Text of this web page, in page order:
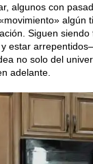
algunos con
algún
Siguen
estar
no solo del
adelante.